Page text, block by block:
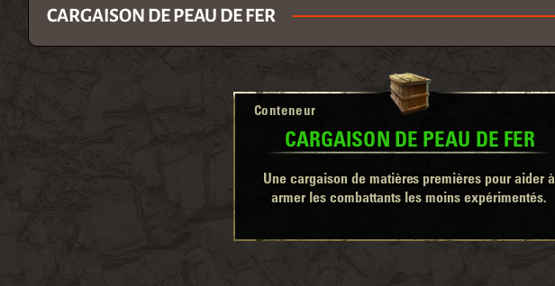
CARGAISON DE PEAU DE FER
Conteneur
CARGAISON DE PEAU DE FER
Une cargaison de matières premières pour aider à
armer les combattants les moins expérimentés.